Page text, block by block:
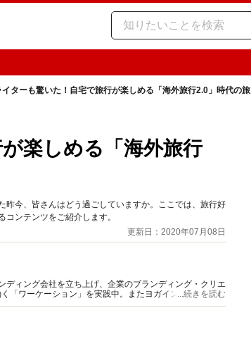
イターも驚いた！自宅で旅行が楽しめる「海外旅行2.0」時代の旅
楽しめる「海外旅行
今、皆さんはどう過ごしていますか。ここでは、旅行好
ンテンツをご紹介します。
更新日：2020年07月08日
ィング会社を立ち上げ、企業のブランディング・クリエ
「ワーケーション」を実践中。またヨガインストラクタ
...続きを読む